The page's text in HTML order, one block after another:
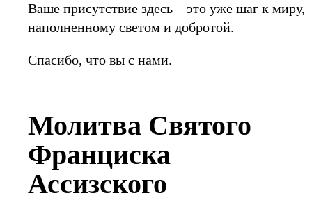
Ваше присутствие здесь – это уже шаг к миру,
наполненному светом и добротой.
Спасибо, что вы с нами.
Молитва Святого
Франциска
Ассизского